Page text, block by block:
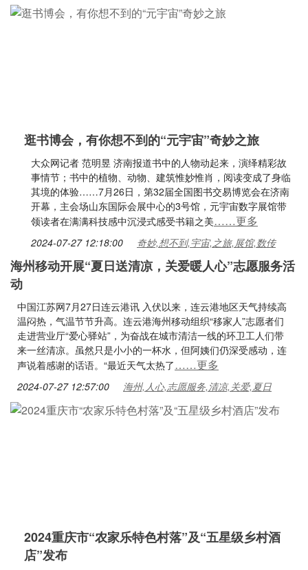
逛书博会，有你想不到的“元宇宙”奇妙之旅
大众网记者 范明昱 济南报道书中的人物动起来，演绎精彩故
事情节；书中的植物、动物、建筑惟妙惟肖，阅读变成了身临
其境的体验……7月26日，第32届全国图书交易博览会在济南
开幕，主会场山东国际会展中心的3号馆，元宇宙数字展馆带
领读者在满满科技感中沉浸式感受书籍之美……更多
2024-07-27 12:18:00 奇妙,想不到,宇宙,之旅,展馆,数传
海州移动开展“夏日送清凉，关爱暖人心”志愿服务活
动
中国江苏网7月27日连云港讯 入伏以来，连云港地区天气持续高
温闷热，气温节节升高。连云港海州移动组织“移家人”志愿者们
走进营业厅“爱心驿站”，为奋战在城市清洁一线的环卫工人们带
来一丝清凉。虽然只是小小的一杯水，但阿姨们仍深受感动，连
声说着感谢的话语。“最近天气太热了……更多
2024-07-27 12:57:00 海州,人心,志愿服务,清凉,关爱,夏日
2024重庆市“农家乐特色村落”及“五星级乡村酒
店”发布